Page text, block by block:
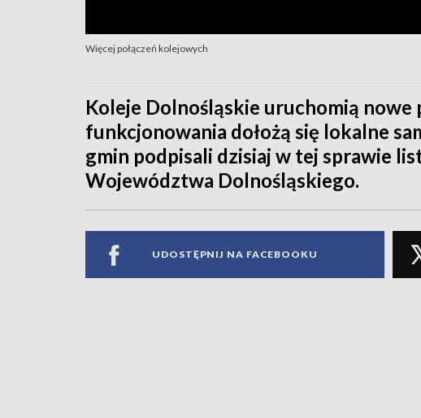
Więcej połączeń kolejowych
Koleje Dolnośląskie uruchomią nowe
funkcjonowania dołożą się lokalne
gmin podpisali dzisiaj w tej sprawie
Województwa Dolnośląskiego.
UDOSTĘPNIJ NA FACEBOOKU